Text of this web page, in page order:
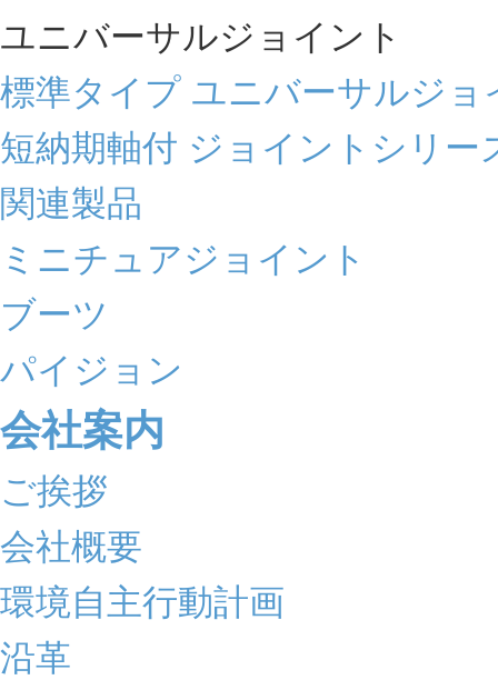
ユニバーサルジョイント
標準タイプ ユニバーサルジョ
短納期軸付 ジョイントシリー
関連製品
ミニチュアジョイント
ブーツ
パイジョン
会社案内
ご挨拶
会社概要
環境自主行動計画
沿革